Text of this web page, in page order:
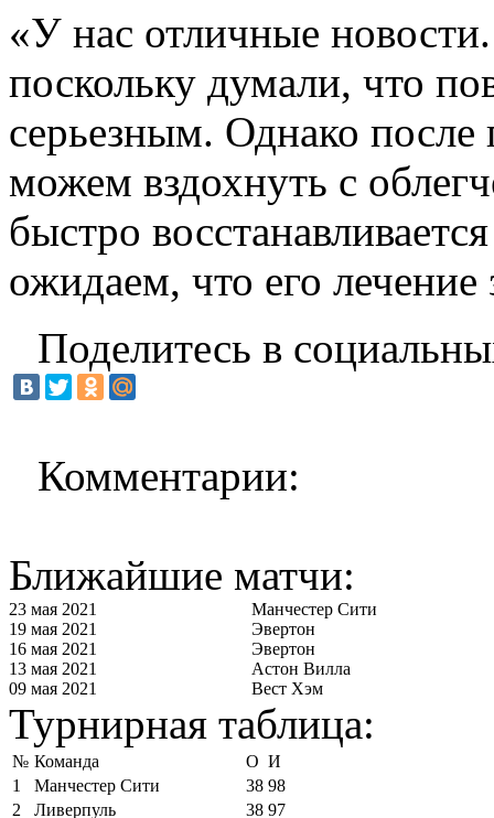
«У нас отличные
поскольку думали, что
серьезным. Однако после
можем вздохнуть с
быстро
ожидаем, что его лечение
Поделитесь в
Комментарии:
Ближайшие матчи:
23 мая 2021
Манчестер Сити
19 мая 2021
Эвертон
16 мая 2021
Эвертон
13 мая 2021
Астон Вилла
09 мая 2021
Вест Хэм
Турнирная таблица:
№ Команда О И
1
Манчестер Сити 38 98
2
Ливерпуль 38 97